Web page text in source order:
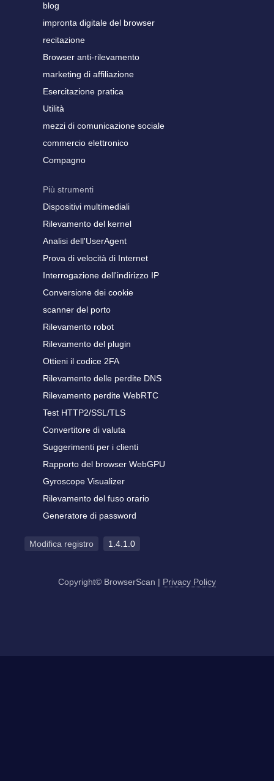
blog
impronta digitale del browser
recitazione
Browser anti-rilevamento
marketing di affiliazione
Esercitazione pratica
Utilità
mezzi di comunicazione sociale
commercio elettronico
Compagno
Più strumenti
Dispositivi multimediali
Rilevamento del kernel
Analisi dell'UserAgent
Prova di velocità di Internet
Interrogazione dell'indirizzo IP
Conversione dei cookie
scanner del porto
Rilevamento robot
Rilevamento del plugin
Ottieni il codice 2FA
Rilevamento delle perdite DNS
Rilevamento perdite WebRTC
Test HTTP2/SSL/TLS
Convertitore di valuta
Suggerimenti per i clienti
Rapporto del browser WebGPU
Gyroscope Visualizer
Rilevamento del fuso orario
Generatore di password
Modifica registro 1.4.1.0
Copyright© BrowserScan | Privacy Policy